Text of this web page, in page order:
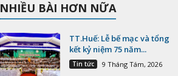
NHIỀU BÀI HƠN NỮA
TT.Huế: Lễ bế mạc và tổng
kết kỷ niệm 75 năm...
Tin tức 9 Tháng Tám, 2026